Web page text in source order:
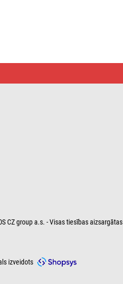
CZ group a.s. - Visas tiesības aizsargātas
izveidots